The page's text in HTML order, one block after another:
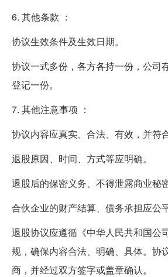
6. 其他条款 ：
协议生效条件及生效日期。
协议一式多份，各方各持一份，公司
登记一份。
7. 其他注意事项 ：
协议内容应真实、合法、有效，并符
退股原因、时间、方式等应明确。
退股后的保密义务、不得泄露商业秘密
合伙企业的财产结算、债务承担应公
退股协议应遵循《中华人民共和国公
规，确保内容合法、明确、具体。协
商，并经过双方签字或盖章确认。